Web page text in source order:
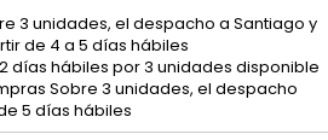
3 unidades, el despacho a Santiago y
de 4 a 5 días hábiles
días hábiles por 3 unidades disponible
Sobre 3 unidades, el despacho
5 días hábiles